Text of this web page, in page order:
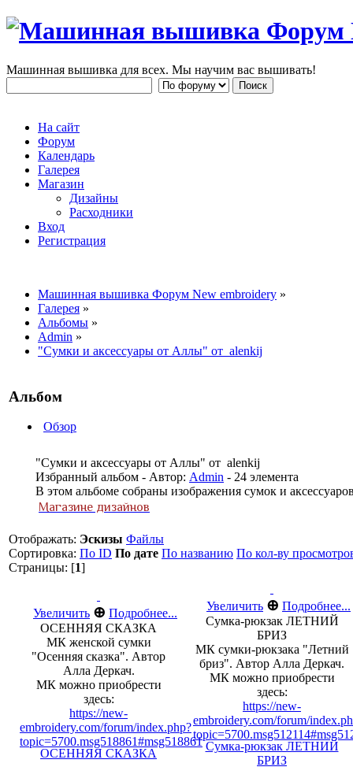
Машинная вышивка для всех. Мы научим вас вышивать!
На сайт
Форум
Календарь
Галерея
Магазин
Дизайны
Расходники
Вход
Регистрация
Машинная вышивка Форум New embroidery »
Галерея »
Альбомы »
Admin »
"Сумки и аксессуары от Аллы" от alenkij
Альбом
Обзор
"Сумки и аксессуары от Аллы" от alenkij
Избранный альбом - Автор: Admin - 24 элемента
В этом альбоме собраны изображения сумок и
Магазине дизайнов
Отображать: Эскизы Файлы
Сортировка: По ID По дате По названию По кол-ву
Страницы: [1]
Увеличить ⊕ Подробнее...
ОСЕННЯЯ СКАЗКА
МК женской сумки
"Осенняя сказка". Автор
Алла Деркач.
МК можно приобрести
здесь:
https://new-
embroidery.com/forum/index.php?
topic=5700.msg518861#msg518861
ОСЕННЯЯ СКАЗКА
Увеличить ⊕ Подробнее...
Сумка-рюкзак ЛЕТНИЙ
БРИЗ
МК сумки-рюкзака "Летний
бриз". Автор Алла Деркач.
МК можно приобрести
здесь:
https://new-
embroidery.com/forum/
Сумка-рюкзак ЛЕТНИЙ
БРИЗ